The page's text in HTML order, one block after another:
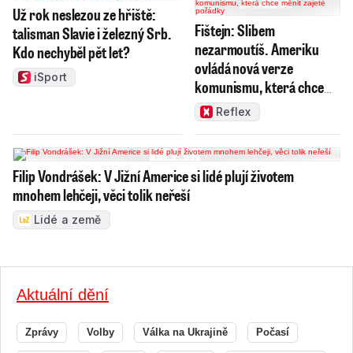
Už rok neslezou ze hřiště:
talisman Slavie i železný Srb.
Kdo nechyběl pět let?
iSport
Fištejn: Slibem
nezarmoutíš. Ameriku
ovládá nová verze
komunismu, která chce
měnit zajeté pořádky
Reflex
Filip Vondrášek: V Jižní Americe si lidé plují životem
mnohem lehčeji, věci tolik neřeší
Lidé a země
Aktuální dění
Zprávy Volby Válka na Ukrajině Počasí